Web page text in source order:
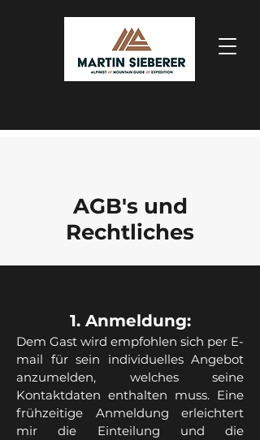
AGB's und
Rechtliches
1. Anmeldung:
Dem Gast wird empfohlen sich per E-
mail für sein individuelles Angebot
anzumelden, welches seine
Kontaktdaten enthalten muss. Eine
frühzeitige Anmeldung erleichtert
mir die Einteilung und die